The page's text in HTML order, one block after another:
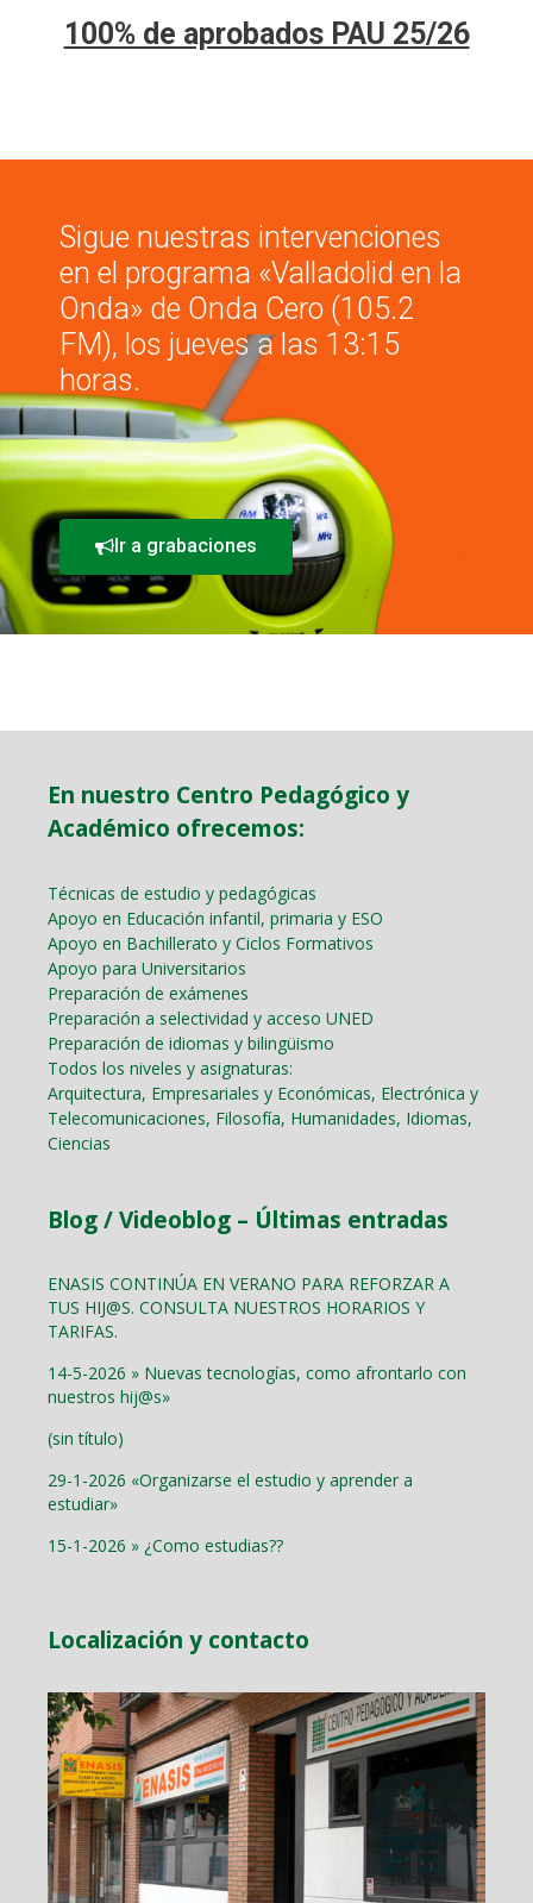
100% de aprobados PAU 25/26
Sigue nuestras intervenciones
en el programa «Valladolid en la
Onda» de Onda Cero (105.2
FM), los jueves a las 13:15
horas.
Ir a grabaciones
En nuestro Centro Pedagógico y
Académico ofrecemos:
Técnicas de estudio y pedagógicas
Apoyo en Educación infantil, primaria y ESO
Apoyo en Bachillerato y Ciclos Formativos
Apoyo para Universitarios
Preparación de exámenes
Preparación a selectividad y acceso UNED
Preparación de idiomas y bilingüismo
Todos los niveles y asignaturas:
Arquitectura, Empresariales y Económicas, Electrónica y
Telecomunicaciones, Filosofía, Humanidades, Idiomas,
Ciencias
Blog / Videoblog – Últimas entradas
ENASIS CONTINÚA EN VERANO PARA REFORZAR A
TUS HIJ@S. CONSULTA NUESTROS HORARIOS Y
TARIFAS.
14-5-2026 » Nuevas tecnologías, como afrontarlo con
nuestros hij@s»
(sin título)
29-1-2026 «Organizarse el estudio y aprender a
estudiar»
15-1-2026 » ¿Como estudias??
Localización y contacto